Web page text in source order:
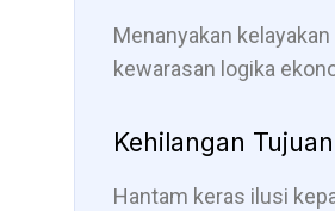
Menanyakan
kewarasan logika
Kehilangan
Hantam keras ilusi